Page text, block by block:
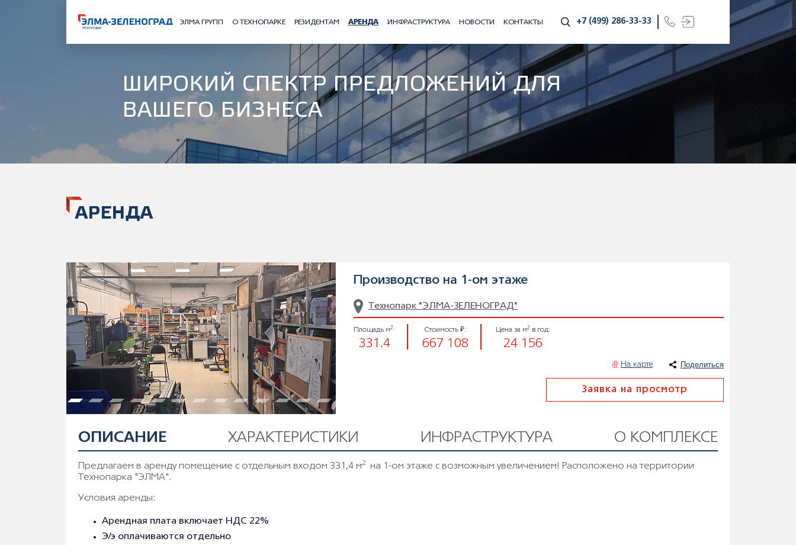
ЭЛМА ГРУПП О ТЕХНОПАРКЕ РЕЗИДЕНТАМ АРЕНДА ИНФРАСТРУКТУРА НОВОСТИ КОНТАКТЫ +7 (499) 286-33-33
ШИРОКИЙ СПЕКТР ПРЕДЛОЖЕНИЙ ДЛЯ
ВАШЕГО БИЗНЕСА
АРЕНДА
Производство на 1-ом этаже
Технопарк "ЭЛМА-ЗЕЛЕНОГРАД"
Площадь м2 :
331.4
Стоимость ₽:
667 108
Цена за м2 в год:
24 156
На карте Поделиться
Заявка на просмотр
ОПИСАНИЕ ХАРАКТЕРИСТИКИ ИНФРАСТРУКТУРА О КОМПЛЕКСЕ
Предлагаем в аренду помещение с отдельным входом 331,4 м2
на 1-ом этаже с возможным увеличением! Расположено на территории
Технопарка "ЭЛМА".
Условия аренды:
Арендная плата включает НДС 22%
Э/э оплачиваются отдельно